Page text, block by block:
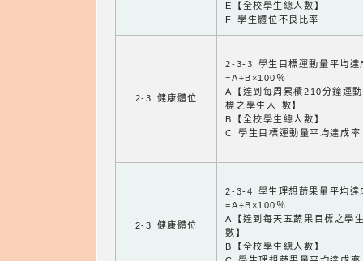
E【全校學生總人數】
F 學生體位不良比率
2-3 健康體位
2-3-3 學生目標運動量平均達
=A÷B×100％
A【達到每周累積210分鐘運
標之學生人 數】
B【全校學生總人數】
C 學生目標運動量平均達成率
2-3 健康體位
2-3-4 學生理想蔬果量平均達
=A÷B×100％
A【達到每天五蔬果目標之學
數】
B【全校學生總人數】